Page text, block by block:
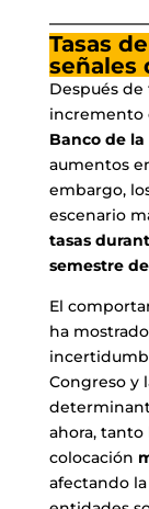
Tasas
señales
Después
incremento
Banco de
aumentos
embargo,
escenario
tasas
semestre
El
ha
Congreso y
ahora, tanto
colocación
afectando